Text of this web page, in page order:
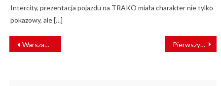
Intercity, prezentacja pojazdu na TRAKO miała charakter nie tylko
pokazowy, ale […]
NAWIGACJA
WPISU
Warszawa – Białystok w 98 minut? Przewoźnik zapowiada rekord Pierwszy tramwaj PESA już z pasażerami w Tallinie! [ZDJĘCIA]